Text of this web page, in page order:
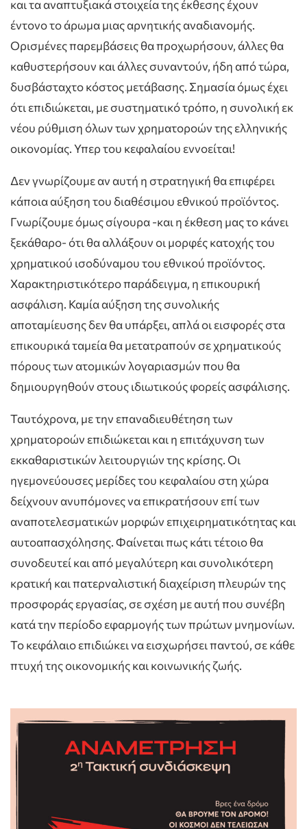
και τα αναπτυξιακά στοιχεία της έκθεσης έχουν
έντονο το άρωμα μιας αρνητικής αναδιανομής.
Ορισμένες παρεμβάσεις θα προχωρήσουν, άλλες θα
καθυστερήσουν και άλλες συναντούν, ήδη από τώρα,
δυσβάσταχτο κόστος μετάβασης. Σημασία όμως έχει
ότι επιδιώκεται, με συστηματικό τρόπο, η συνολική εκ
νέου ρύθμιση όλων των χρηματοροών της ελληνικής
οικονομίας. Υπερ του κεφαλαίου εννοείται!
Δεν γνωρίζουμε αν αυτή η στρατηγική θα επιφέρει
κάποια αύξηση του διαθέσιμου εθνικού προϊόντος.
Γνωρίζουμε όμως σίγουρα -και η έκθεση μας το κάνει
ξεκάθαρο- ότι θα αλλάξουν οι μορφές κατοχής του
χρηματικού ισοδύναμου του εθνικού προϊόντος.
Χαρακτηριστικότερο παράδειγμα, η επικουρική
ασφάλιση. Καμία αύξηση της συνολικής
αποταμίευσης δεν θα υπάρξει, απλά οι εισφορές στα
επικουρικά ταμεία θα μετατραπούν σε χρηματικούς
πόρους των ατομικών λογαριασμών που θα
δημιουργηθούν στους ιδιωτικούς φορείς ασφάλισης.
Ταυτόχρονα, με την επαναδιευθέτηση των
χρηματοροών επιδιώκεται και η επιτάχυνση των
εκκαθαριστικών λειτουργιών της κρίσης. Οι
ηγεμονεύουσες μερίδες του κεφαλαίου στη χώρα
δείχνουν ανυπόμονες να επικρατήσουν επί των
αναποτελεσματικών μορφών επιχειρηματικότητας και
αυτοαπασχόλησης. Φαίνεται πως κάτι τέτοιο θα
συνοδευτεί και από μεγαλύτερη και συνολικότερη
κρατική και πατερναλιστική διαχείριση πλευρών της
προσφοράς εργασίας, σε σχέση με αυτή που συνέβη
κατά την περίοδο εφαρμογής των πρώτων μνημονίων.
Το κεφάλαιο επιδιώκει να εισχωρήσει παντού, σε κάθε
πτυχή της οικονομικής και κοινωνικής ζωής.